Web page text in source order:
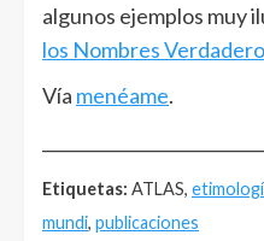
algunos ejemplos muy
los Nombres
Vía menéame.
Etiquetas: ATLAS,
mundi, publicaciones